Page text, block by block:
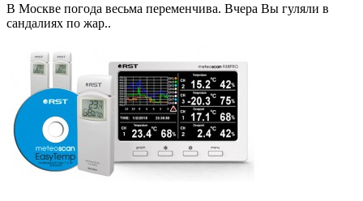
В Москве погода весьма переменчива. Вчера Вы гуляли в
сандалиях по жар..